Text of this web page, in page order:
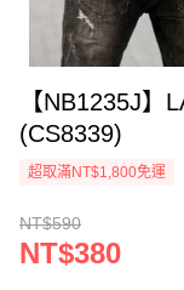
【NB1235J】
(CS8339)
超取滿NT$1,800免運
NT$590
NT$380